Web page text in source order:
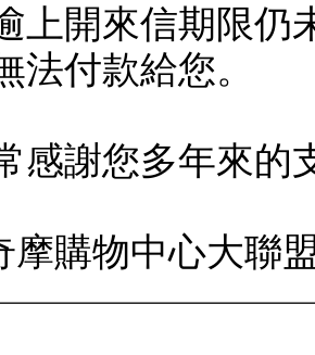
上開來信期限仍
法付款給您。
感謝您多年來的
摩購物中心大